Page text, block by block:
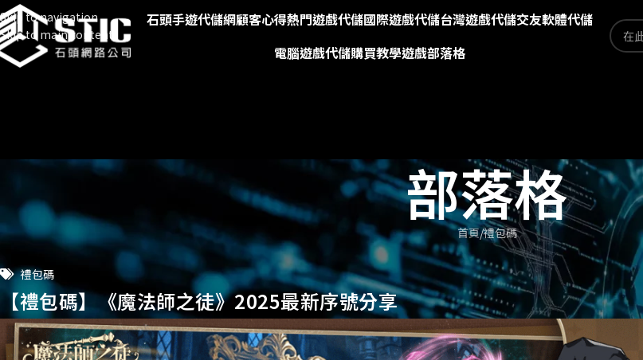
Skip to navigation
Skip to main content
石頭手遊代儲網顧客心得熱門遊戲代儲國際遊戲代儲台灣遊戲代儲交友軟體代儲
電腦遊戲代儲購買教學遊戲部落格
部落格
首頁 禮包碼
禮包碼
【禮包碼】《魔法師之徒》2025最新序號分享